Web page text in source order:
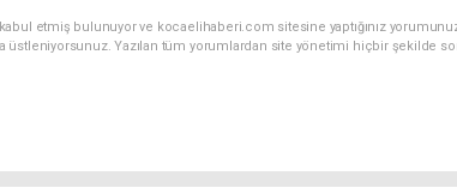
kabul etmiş bulunuyor ve kocaelihaberi.com sitesine yaptığınız
üstleniyorsunuz. Yazılan tüm yorumlardan site yönetimi hiçbir şekilde